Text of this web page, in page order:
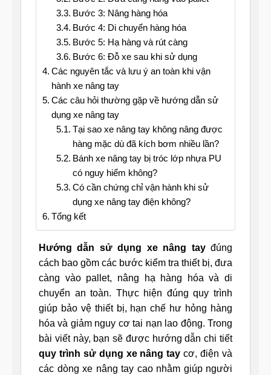
Bước 3: Nâng hàng hóa
Bước 4: Di chuyển hàng hóa
Bước 5: Hạ hàng và rút càng
Bước 6: Đỗ xe sau khi sử dụng
Các nguyên tắc và lưu ý an toàn khi vận
hành xe nâng tay
Các câu hỏi thường gặp về hướng dẫn sử
dụng xe nâng tay
Tại sao xe nâng tay không nâng được
hàng mặc dù đã kích bơm nhiều lần?
Bánh xe nâng tay bị tróc lớp nhựa PU
có nguy hiểm không?
Có cần chứng chỉ vận hành khi sử
dụng xe nâng tay điện không?
Tổng kết
Hướng dẫn sử dụng xe nâng tayđúng
cách bao gồm các bước kiểm tra thiết bị, đưa
càng vào pallet, nâng hạ hàng hóa và di
chuyển an toàn. Thực hiện đúng quy trình
giúp bảo vệ thiết bị, hạn chế hư hỏng hàng
hóa và giảm nguy cơ tai nạn lao động. Trong
bài viết này, bạn sẽ được hướng dẫn chi tiết
quy trình sử dụng xe nâng tay cơ, điện và
các dòng xe nâng tay cao nhằm giúp người